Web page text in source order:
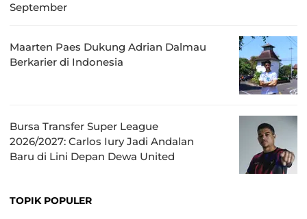
September
Maarten Paes Dukung Adrian Dalmau
Berkarier di Indonesia
Bursa Transfer Super League
2026/2027: Carlos Iury Jadi Andalan
Baru di Lini Depan Dewa United
TOPIK POPULER